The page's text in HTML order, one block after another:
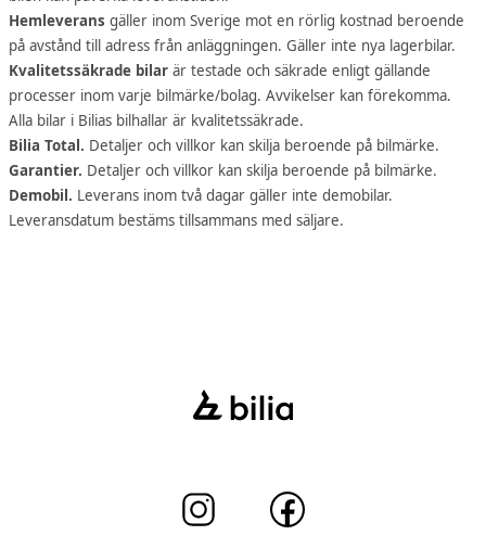
Hemleverans gäller inom Sverige mot en rörlig kostnad beroende
på avstånd till adress från anläggningen. Gäller inte nya lagerbilar.
Kvalitetssäkrade bilar är testade och säkrade enligt gällande
processer inom varje bilmärke/bolag. Avvikelser kan förekomma.
Alla bilar i Bilias bilhallar är kvalitetssäkrade.
Bilia Total. Detaljer och villkor kan skilja beroende på bilmärke.
Garantier. Detaljer och villkor kan skilja beroende på bilmärke.
Demobil. Leverans inom två dagar gäller inte demobilar.
Leveransdatum bestäms tillsammans med säljare.